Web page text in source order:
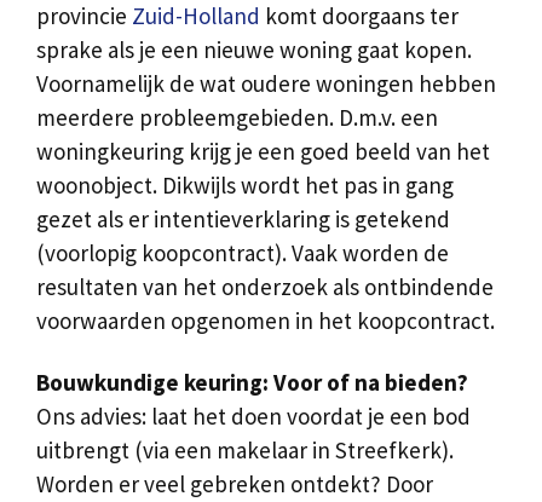
provincie Zuid-Holland komt doorgaans ter
sprake als je een nieuwe woning gaat kopen.
Voornamelijk de wat oudere woningen hebben
meerdere probleemgebieden. D.m.v. een
woningkeuring krijg je een goed beeld van het
woonobject. Dikwijls wordt het pas in gang
gezet als er intentieverklaring is getekend
(voorlopig koopcontract). Vaak worden de
resultaten van het onderzoek als ontbindende
voorwaarden opgenomen in het koopcontract.
Bouwkundige keuring: Voor of na bieden?
Ons advies: laat het doen voordat je een bod
uitbrengt (via een makelaar in Streefkerk).
Worden er veel gebreken ontdekt? Door